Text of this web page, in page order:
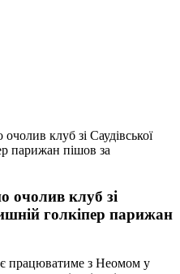
клуб зі Саудівської
парижан пішов за
очолив клуб зі
голкіпер парижан
працюватиме з Неомом у